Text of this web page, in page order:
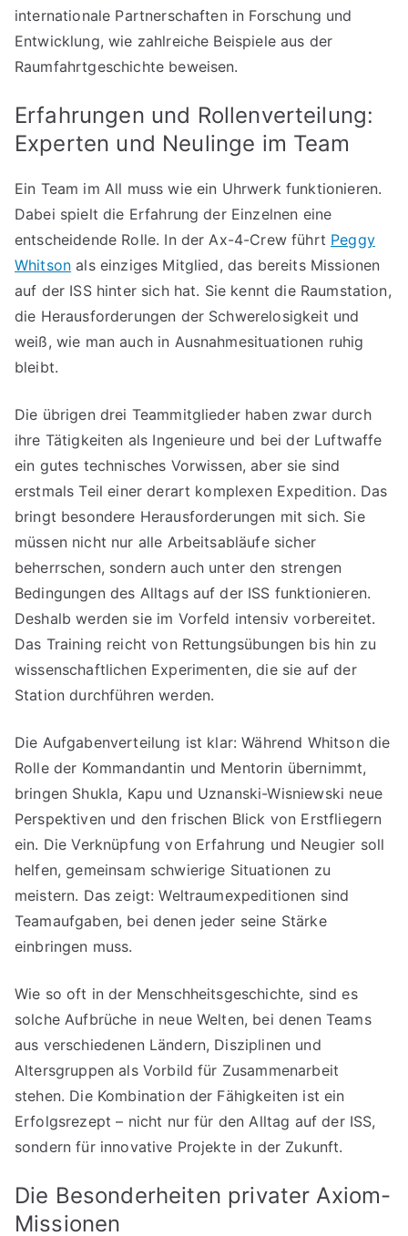
internationale Partnerschaften in Forschung und
Entwicklung, wie zahlreiche Beispiele aus der
Raumfahrtgeschichte beweisen.
Erfahrungen und Rollenverteilung:
Experten und Neulinge im Team
Ein Team im All muss wie ein Uhrwerk funktionieren.
Dabei spielt die Erfahrung der Einzelnen eine
entscheidende Rolle. In der Ax-4-Crew führt Peggy
Whitson als einziges Mitglied, das bereits Missionen
auf der ISS hinter sich hat. Sie kennt die Raumstation,
die Herausforderungen der Schwerelosigkeit und
weiß, wie man auch in Ausnahmesituationen ruhig
bleibt.
Die übrigen drei Teammitglieder haben zwar durch
ihre Tätigkeiten als Ingenieure und bei der Luftwaffe
ein gutes technisches Vorwissen, aber sie sind
erstmals Teil einer derart komplexen Expedition. Das
bringt besondere Herausforderungen mit sich. Sie
müssen nicht nur alle Arbeitsabläufe sicher
beherrschen, sondern auch unter den strengen
Bedingungen des Alltags auf der ISS funktionieren.
Deshalb werden sie im Vorfeld intensiv vorbereitet.
Das Training reicht von Rettungsübungen bis hin zu
wissenschaftlichen Experimenten, die sie auf der
Station durchführen werden.
Die Aufgabenverteilung ist klar: Während Whitson die
Rolle der Kommandantin und Mentorin übernimmt,
bringen Shukla, Kapu und Uznanski-Wisniewski neue
Perspektiven und den frischen Blick von Erstfliegern
ein. Die Verknüpfung von Erfahrung und Neugier soll
helfen, gemeinsam schwierige Situationen zu
meistern. Das zeigt: Weltraumexpeditionen sind
Teamaufgaben, bei denen jeder seine Stärke
einbringen muss.
Wie so oft in der Menschheitsgeschichte, sind es
solche Aufbrüche in neue Welten, bei denen Teams
aus verschiedenen Ländern, Disziplinen und
Altersgruppen als Vorbild für Zusammenarbeit
stehen. Die Kombination der Fähigkeiten ist ein
Erfolgsrezept – nicht nur für den Alltag auf der ISS,
sondern für innovative Projekte in der Zukunft.
Die Besonderheiten privater Axiom-
Missionen